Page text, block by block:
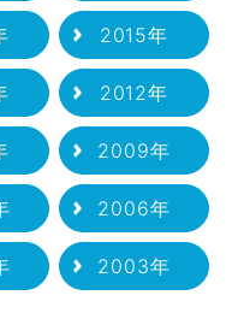
2015年
2012年
2009年
2006年
2003年